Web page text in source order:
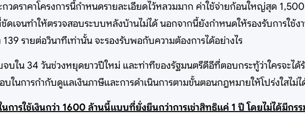
วดราคาโครงการนี้กำหนดรายละเอียดไว้หลวมมาก ค่าใช้จ่ายก้อนใหญ่สุด
เจนทำให้ตรวจสอบระบบหลังบ้านไม่ได้ นอกจากนี้ยังกำหนดให้รองรับการใช้
รายต่อวินาทีเท่านั้น จะรองรับพอกับความต้องการได้อย่างไร
จบใน 34 วันช่วงหยุดยาวปีใหม่ และท่าทีของรัฐมนตรีดีอีที่ตอบกระทู้ว่าใครจะได้
ในการกำกับดูแลเงินภาษีและการดำเนินการตามขั้นตอนกฎหมายให้โปร่งใสไม่
นการใช้เงินกว่า 1600 ล้านนี้แบบที่ยั่งยืนกว่าการเช่าสิทธิแค่ 1 ปี โดยไม่ได้มีก